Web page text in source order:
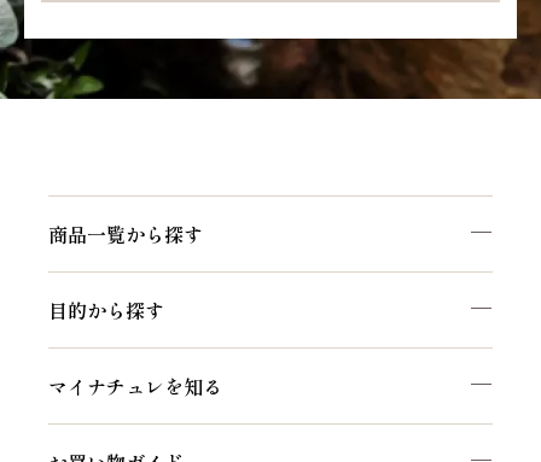
商品一覧から探す
目的から探す
マイナチュレを知る